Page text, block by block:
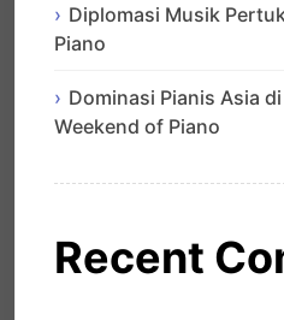
Diplomasi Musik
Piano
Dominasi Pianis Asia
Weekend of Piano
Recent